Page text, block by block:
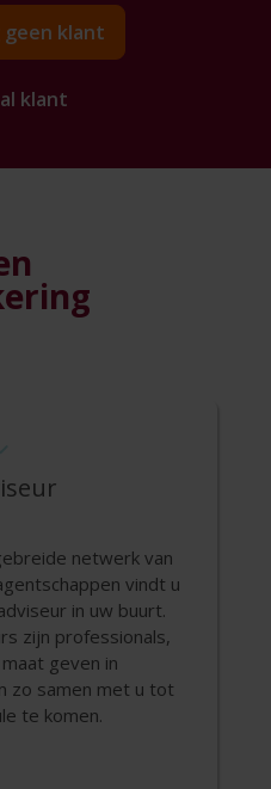
geen klant
klant
netwerk van
vindt u
in uw buurt.
zijn professionals,
geven in
zo samen met u tot
te komen.